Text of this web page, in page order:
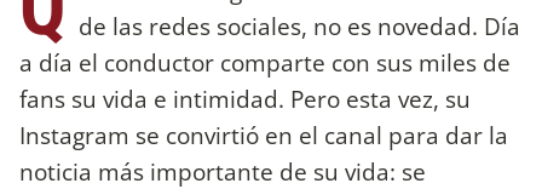
de las redes sociales, no es novedad. Día
a día el conductor comparte con sus miles de
fans su vida e intimidad. Pero esta vez, su
Instagram se convirtió en el canal para dar la
noticia más importante de su vida: se